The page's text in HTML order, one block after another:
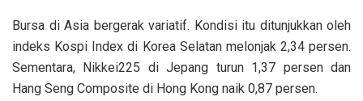
Bursa di Asia bergerak variatif. Kondisi itu ditunjukkan oleh
indeks Kospi Index di Korea Selatan melonjak 2,34 persen.
Sementara, Nikkei225 di Jepang turun 1,37 persen dan
Hang Seng Composite di Hong Kong naik 0,87 persen.